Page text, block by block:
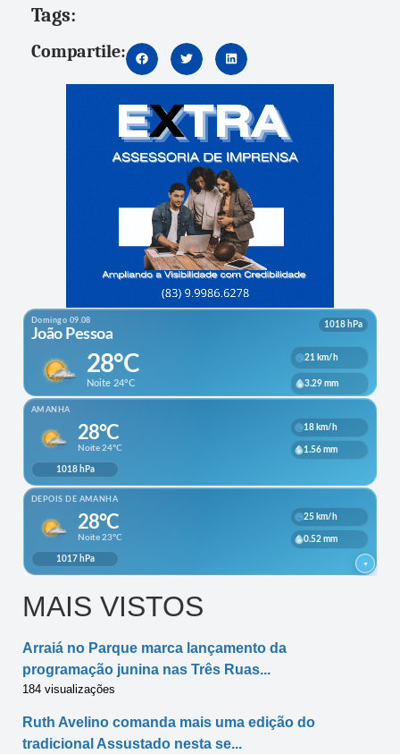
Tags:
Compartile:
MAIS VISTOS
Arraiá no Parque marca lançamento da
programação junina nas Três Ruas...
184 visualizações
Ruth Avelino comanda mais uma edição do
tradicional Assustado nesta se...